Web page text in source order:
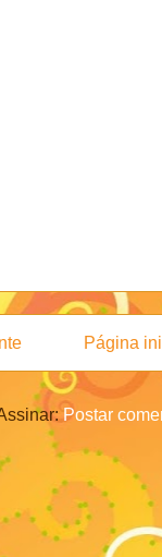
Página
Postar